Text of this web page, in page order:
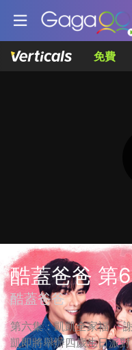
免費
酷蓋爸爸 第
酷蓋爸爸
第六集：凱凱全家福 「
凱即將舉辦四歲生日派